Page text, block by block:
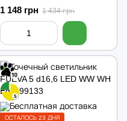
99192
1 148 грн 1 434 грн
ОСТАЛОСЬ 23 ДНЯ